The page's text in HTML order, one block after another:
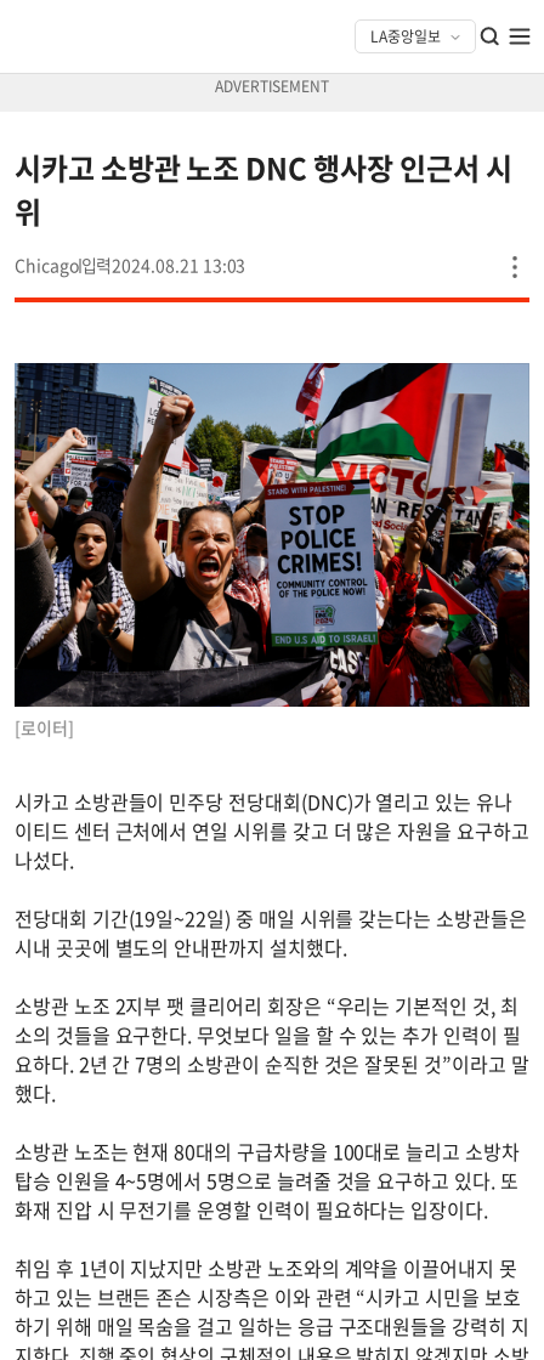
시카고 소방관 노조 DNC 행사장 인근서 시
위
Chicago 2024.08.21 13:03
[로이터]
시카고 소방관들이 민주당 전당대회(DNC)가 열리고 있는 유나
이티드 센터 근처에서 연일 시위를 갖고 더 많은 자원을 요구하고
나섰다.
전당대회 기간(19일~22일) 중 매일 시위를 갖는다는 소방관들은
시내 곳곳에 별도의 안내판까지 설치했다.
소방관 노조 2지부 팻 클리어리 회장은 “우리는 기본적인 것, 최
소의 것들을 요구한다. 무엇보다 일을 할 수 있는 추가 인력이 필
요하다. 2년 간 7명의 소방관이 순직한 것은 잘못된 것”이라고 말
했다.
소방관 노조는 현재 80대의 구급차량을 100대로 늘리고 소방차
탑승 인원을 4~5명에서 5명으로 늘려줄 것을 요구하고 있다. 또
화재 진압 시 무전기를 운영할 인력이 필요하다는 입장이다.
취임 후 1년이 지났지만 소방관 노조와의 계약을 이끌어내지 못
하고 있는 브랜든 존슨 시장측은 이와 관련 “시카고 시민을 보호
하기 위해 매일 목숨을 걸고 일하는 응급 구조대원들을 강력히 지